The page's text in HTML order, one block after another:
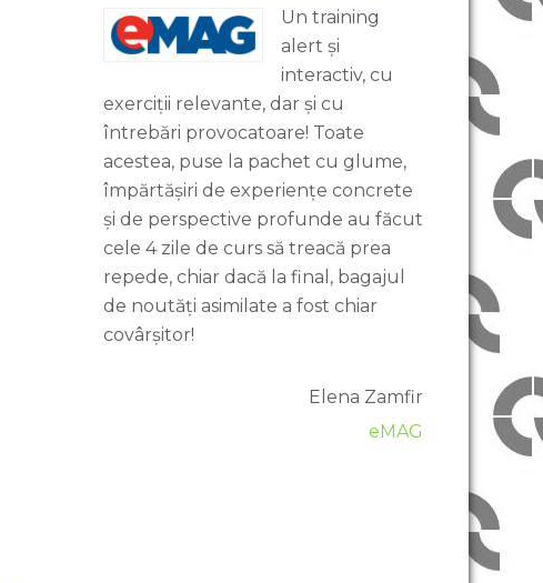
Un training
alert și
interactiv, cu
exerciții relevante, dar și cu
întrebări provocatoare! Toate
acestea, puse la pachet cu glume,
împărtășiri de experiențe concrete
și de perspective profunde au făcut
cele 4 zile de curs să treacă prea
repede, chiar dacă la final, bagajul
de noutăți asimilate a fost chiar
covârșitor!
Elena Zamfir
eMAG